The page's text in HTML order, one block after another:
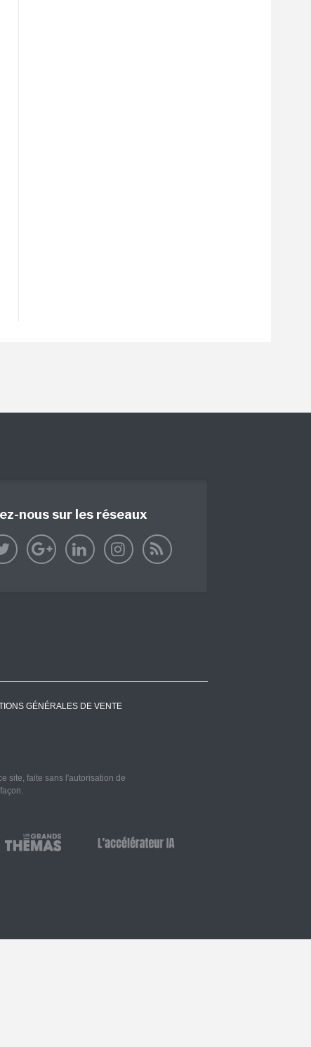
nous sur les réseaux
GÉNÉRALES DE VENTE
site, faite sans l'autorisation de